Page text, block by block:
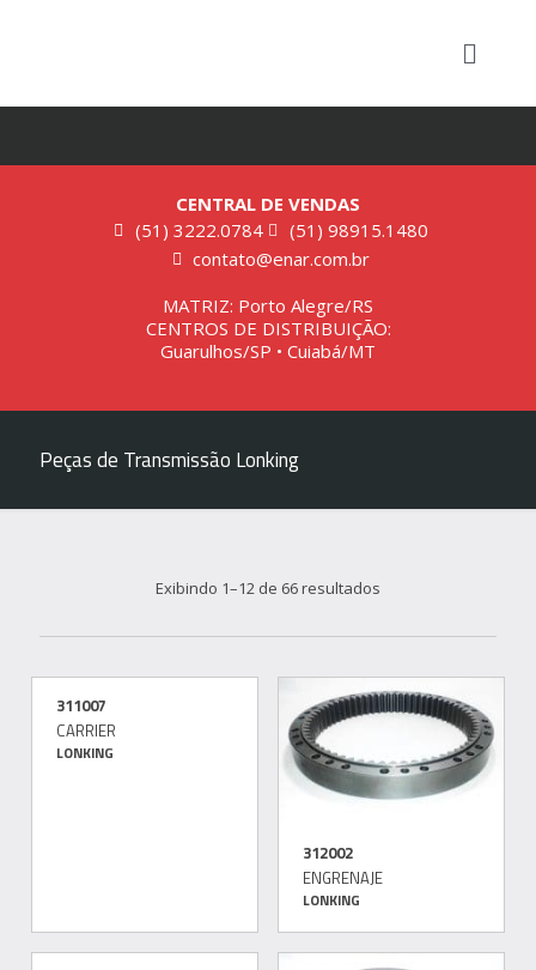
CENTRAL DE VENDAS
(51) 3222.0784
(51) 98915.1480
contato@enar.com.br
MATRIZ: Porto Alegre/RS
CENTROS DE DISTRIBUIÇÃO:
Guarulhos/SP • Cuiabá/MT
Peças de Transmissão Lonking
Exibindo 1–12 de 66 resultados
311007
CARRIER
LONKING
312002
ENGRENAJE
LONKING